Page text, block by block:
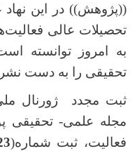
((پژوهش)) در این
تحصیلات عالی
به امروز توانسته است که 33
تحقیقی را به دست نشر
ثبت مجدد ژورنال
مجله علمی- تحقیقی
فعالیت، ثبت شماره(